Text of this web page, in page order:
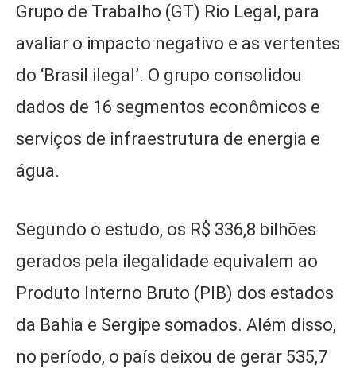
Grupo de Trabalho (GT) Rio Legal, para
avaliar o impacto negativo e as vertentes
do ‘Brasil ilegal’. O grupo consolidou
dados de 16 segmentos econômicos e
serviços de infraestrutura de energia e
água.
Segundo o estudo, os R$ 336,8 bilhões
gerados pela ilegalidade equivalem ao
Produto Interno Bruto (PIB) dos estados
da Bahia e Sergipe somados. Além disso,
no período, o país deixou de gerar 535,7